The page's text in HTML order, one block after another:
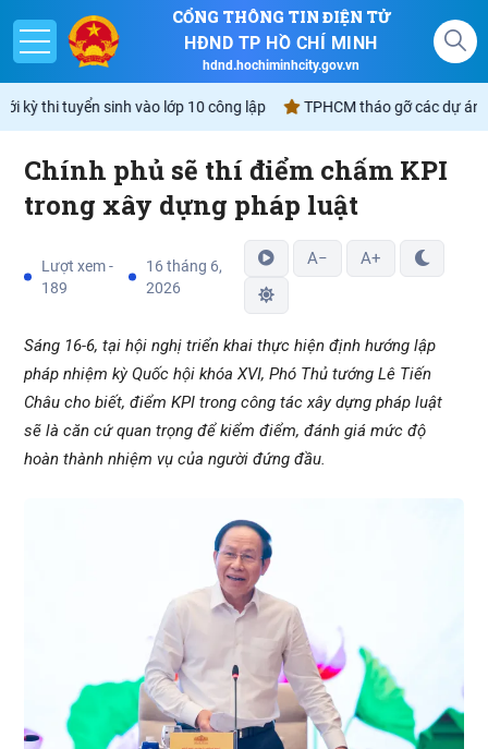
Giới thiệu
Lịch
Góp ý - Phản ánh
Không gian văn hóa Hồ Chí Minh
CỔNG THÔNG TIN ĐIỆN TỬ
HĐND TP HỒ CHÍ MINH
hdnd.hochiminhcity.gov.vn
thi tuyển sinh vào lớp 10 công lập TPHCM tháo gỡ các dự án
Chính phủ sẽ thí điểm chấm KPI
trong xây dựng pháp luật
Lượt xem -
189
16 tháng 6,
2026
A− A+
Sáng 16-6, tại hội nghị triển khai thực hiện định hướng lập
pháp nhiệm kỳ Quốc hội khóa XVI, Phó Thủ tướng Lê Tiến
Châu cho biết, điểm KPI trong công tác xây dựng pháp luật
sẽ là căn cứ quan trọng để kiểm điểm, đánh giá mức độ
hoàn thành nhiệm vụ của người đứng đầu.